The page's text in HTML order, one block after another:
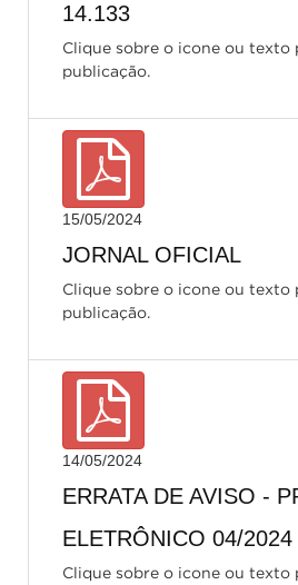
14.133
Clique sobre o icone ou texto
publicação.
15/05/2024
JORNAL OFICIAL
Clique sobre o icone ou texto
publicação.
14/05/2024
ERRATA DE AVISO -
ELETRÔNICO 04/2024
Clique sobre o icone ou texto